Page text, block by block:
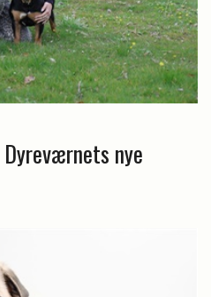
nye